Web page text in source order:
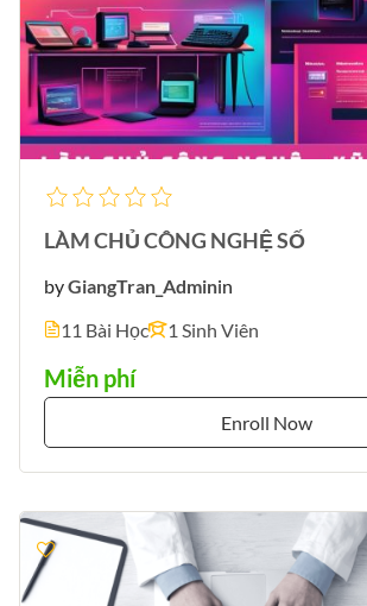
LÀM CHỦ CÔNG NGHỆ SỐ
byGiangTran_Adminin
11 Bài Học
1 Sinh Viên
Miễn phí
Enroll Now